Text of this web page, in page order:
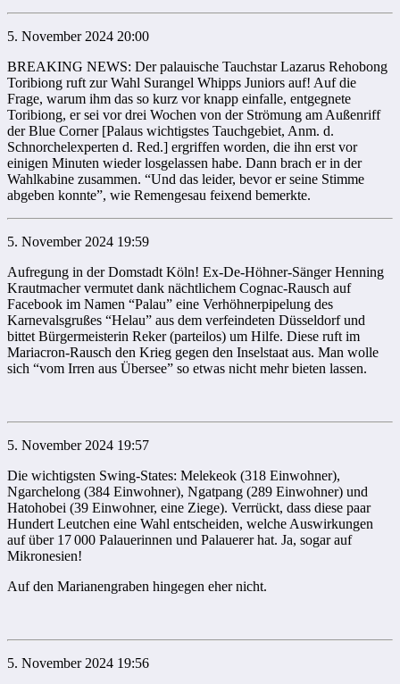
5. November 2024 20:00
BREAKING NEWS: Der palauische Tauchstar Lazarus Rehobong
Toribiong ruft zur Wahl Surangel Whipps Juniors auf! Auf die
Frage, warum ihm das so kurz vor knapp einfalle, entgegnete
Toribiong, er sei vor drei Wochen von der Strömung am Außenriff
der Blue Corner [Palaus wichtigstes Tauchgebiet, Anm. d.
Schnorchelexperten d. Red.] ergriffen worden, die ihn erst vor
einigen Minuten wieder losgelassen habe. Dann brach er in der
Wahlkabine zusammen. “Und das leider, bevor er seine Stimme
abgeben konnte”, wie Remengesau feixend bemerkte.
5. November 2024 19:59
Aufregung in der Domstadt Köln! Ex-De-Höhner-Sänger Henning
Krautmacher vermutet dank nächtlichem Cognac-Rausch auf
Facebook im Namen “Palau” eine Verhöhnerpipelung des
Karnevalsgrußes “Helau” aus dem verfeindeten Düsseldorf und
bittet Bürgermeisterin Reker (parteilos) um Hilfe. Diese ruft im
Mariacron-Rausch den Krieg gegen den Inselstaat aus. Man wolle
sich “vom Irren aus Übersee” so etwas nicht mehr bieten lassen.
5. November 2024 19:57
Die wichtigsten Swing-States: Melekeok (318 Einwohner),
Ngarchelong (384 Einwohner), Ngatpang (289 Einwohner) und
Hatohobei (39 Einwohner, eine Ziege). Verrückt, dass diese paar
Hundert Leutchen eine Wahl entscheiden, welche Auswirkungen
auf über 17 000 Palauerinnen und Palauerer hat. Ja, sogar auf
Mikronesien!
Auf den Marianengraben hingegen eher nicht.
5. November 2024 19:56